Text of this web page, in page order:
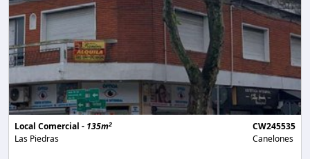
Local Comercial - 135m2
Las Piedras
CW245535
Canelones